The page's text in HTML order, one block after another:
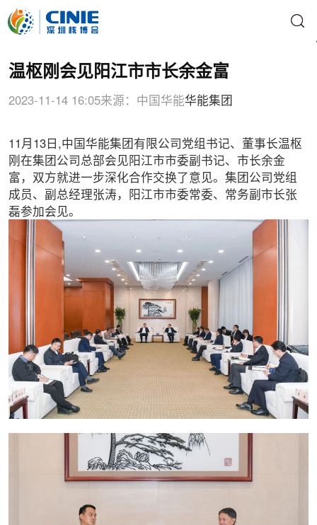
温枢刚会见阳江市市长余金富
2023-11-14 16:05来源：中国华能华能集团
11月13日,中国华能集团有限公司党组书记、董事长温枢
刚在集团公司总部会见阳江市市委副书记、市长余金
富，双方就进一步深化合作交换了意见。集团公司党组
成员、副总经理张涛，阳江市市委常委、常务副市长张
磊参加会见。